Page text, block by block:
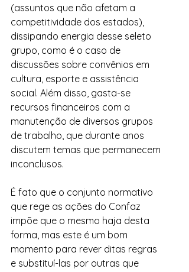
(assuntos que não afetam a
competitividade dos estados),
dissipando energia desse seleto
grupo, como é o caso de
discussões sobre convênios em
cultura, esporte e assistência
social. Além disso, gasta-se
recursos financeiros com a
manutenção de diversos grupos
de trabalho, que durante anos
discutem temas que permanecem
inconclusos.
É fato que o conjunto normativo
que rege as ações do Confaz
impõe que o mesmo haja desta
forma, mas este é um bom
momento para rever ditas regras
e substituí-las por outras que